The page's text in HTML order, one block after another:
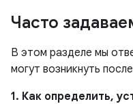
Часто
В этом разделе мы
могут возникнуть
1. Как определить,